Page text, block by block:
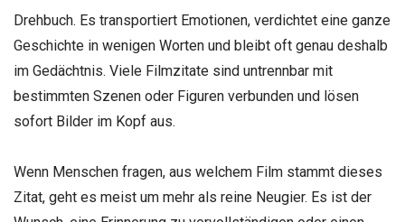
Drehbuch. Es transportiert Emotionen, verdichtet eine ganze
Geschichte in wenigen Worten und bleibt oft genau deshalb
im Gedächtnis. Viele Filmzitate sind untrennbar mit
bestimmten Szenen oder Figuren verbunden und lösen
sofort Bilder im Kopf aus.
Wenn Menschen fragen, aus welchem Film stammt dieses
Zitat, geht es meist um mehr als reine Neugier. Es ist der